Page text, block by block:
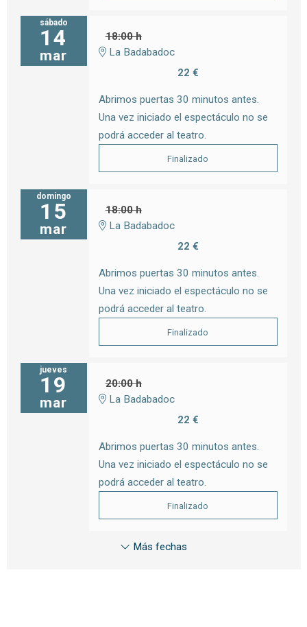
sábado
14
mar
18:00 h
La Badabadoc
22 €
Abrimos puertas 30 minutos antes.
Una vez iniciado el espectáculo no se
podrá acceder al teatro.
Finalizado
domingo
15
mar
18:00 h
La Badabadoc
22 €
Abrimos puertas 30 minutos antes.
Una vez iniciado el espectáculo no se
podrá acceder al teatro.
Finalizado
jueves
19
mar
20:00 h
La Badabadoc
22 €
Abrimos puertas 30 minutos antes.
Una vez iniciado el espectáculo no se
podrá acceder al teatro.
Finalizado
Más fechas